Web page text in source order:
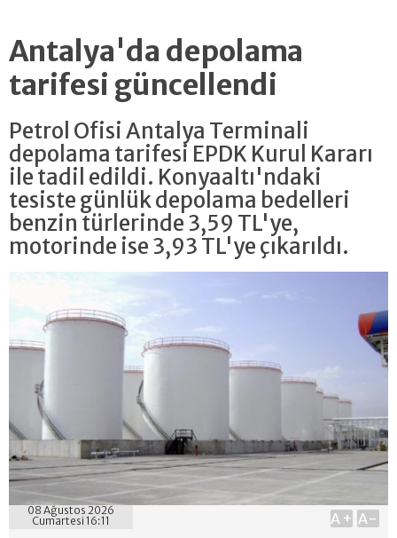
Antalya'da depolama
tarifesi güncellendi
Petrol Ofisi Antalya Terminali
depolama tarifesi EPDK Kurul Kararı
ile tadil edildi. Konyaaltı'ndaki
tesiste günlük depolama bedelleri
benzin türlerinde 3,59 TL'ye,
motorinde ise 3,93 TL'ye çıkarıldı.
08 Ağustos 2026
Cumartesi 16:11
A+ A-